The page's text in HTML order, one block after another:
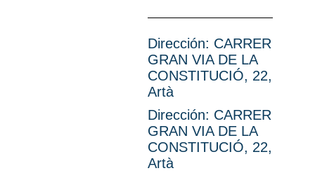
Dirección: CARRER
GRAN VIA DE LA
CONSTITUCIÓ, 22,
Artà
Dirección: CARRER
GRAN VIA DE LA
CONSTITUCIÓ, 22,
Artà